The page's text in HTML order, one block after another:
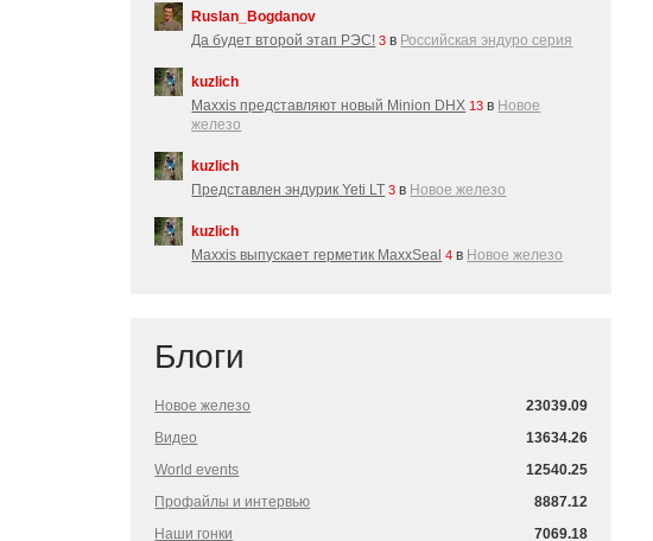
Ruslan_Bogdanov
Да будет второй этап РЭС! 3 в Российская эндуро серия
kuzlich
Maxxis представляют новый Minion DHX 13 в Новое
железо
kuzlich
Представлен эндурик Yeti LT 3 в Новое железо
kuzlich
Maxxis выпускает герметик MaxxSeal 4 в Новое железо
Блоги
Новое железо
23039.09
Видео
13634.26
World events
12540.25
Профайлы и интервью
8887.12
Наши гонки
7069.18